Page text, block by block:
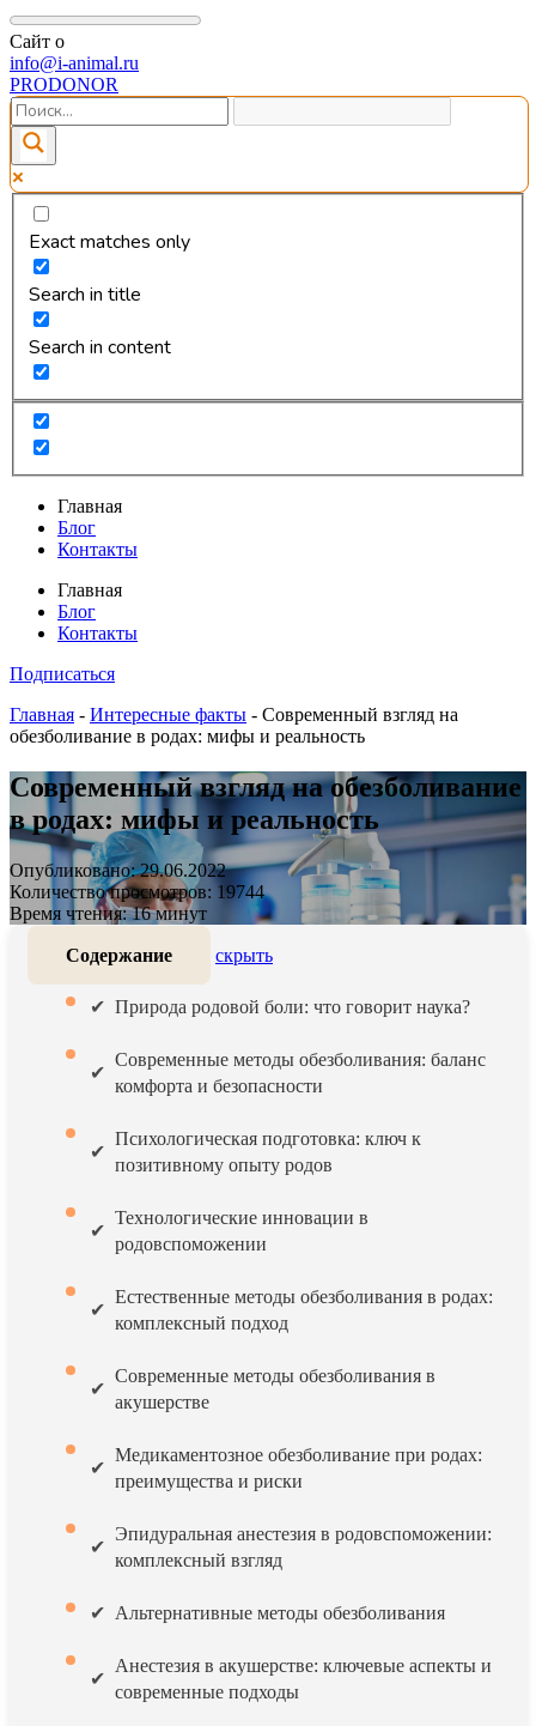
Сайт о
info@i-animal.ru
PRODONOR
Exact matches only
Search in title
Search in content
Главная
Блог
Контакты
Главная
Блог
Контакты
Подписаться
Главная - Интересные факты - Современный взгляд на
обезболивание в родах: мифы и реальность
Современный взгляд на обезболивание
в родах: мифы и реальность
Опубликовано: 29.06.2022
Количество просмотров: 19744
Время чтения: 16 минут
Содержание скрыть
Природа родовой боли: что говорит наука?
Современные методы обезболивания: баланс
комфорта и безопасности
Психологическая подготовка: ключ к
позитивному опыту родов
Технологические инновации в
родовспоможении
Естественные методы обезболивания в родах:
комплексный подход
Современные методы обезболивания в
акушерстве
Медикаментозное обезболивание при родах:
преимущества и риски
Эпидуральная анестезия в родовспоможении:
комплексный взгляд
Альтернативные методы обезболивания
Анестезия в акушерстве: ключевые аспекты и
современные подходы